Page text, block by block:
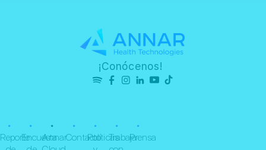
¡Conócenos!
•
Reporte
•
Encuesta
•
Annar
•
Contacto
•
Políticas
•
Trabaja
•
Prensa